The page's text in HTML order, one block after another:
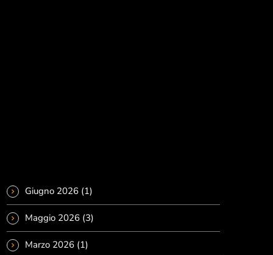
Giugno 2026 (1)
Maggio 2026 (3)
Marzo 2026 (1)